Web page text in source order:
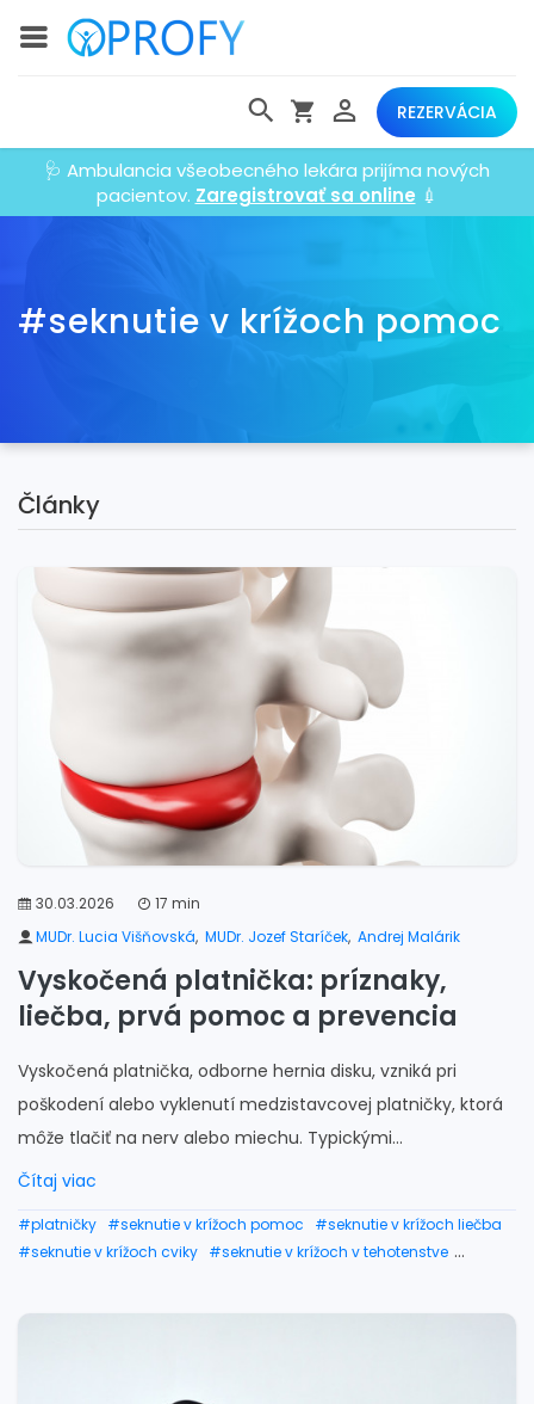
REZERVÁCIA
🩺 Ambulancia všeobecného lekára prijíma nových
pacientov. Zaregistrovať sa online 💉
#seknutie v krížoch pomoc
Články
30.03.2026
17 min
MUDr. Lucia Višňovská, MUDr. Jozef Staríček, Andrej Malárik
Vyskočená platnička: príznaky,
liečba, prvá pomoc a prevencia
Vyskočená platnička, odborne hernia disku, vzniká pri
poškodení alebo vyklenutí medzistavcovej platničky, ktorá
môže tlačiť na nerv alebo miechu. Typickými...
Čítaj viac
#platničky #seknutie v krížoch pomoc
#seknutie v krížoch liečba
#seknutie v krížoch cviky #seknutie v krížoch v tehotenstve